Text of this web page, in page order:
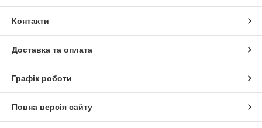
Контакти
Доставка та оплата
Графік роботи
Повна версія сайту